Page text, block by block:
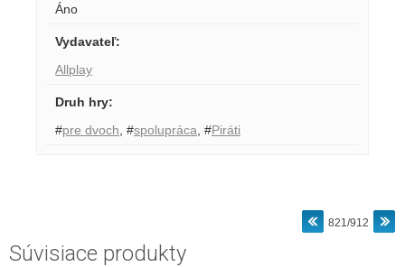
Áno
Vydavateľ:
Allplay
Druh hry:
#pre dvoch #spolupráca #Piráti
821/912
Súvisiace produkty